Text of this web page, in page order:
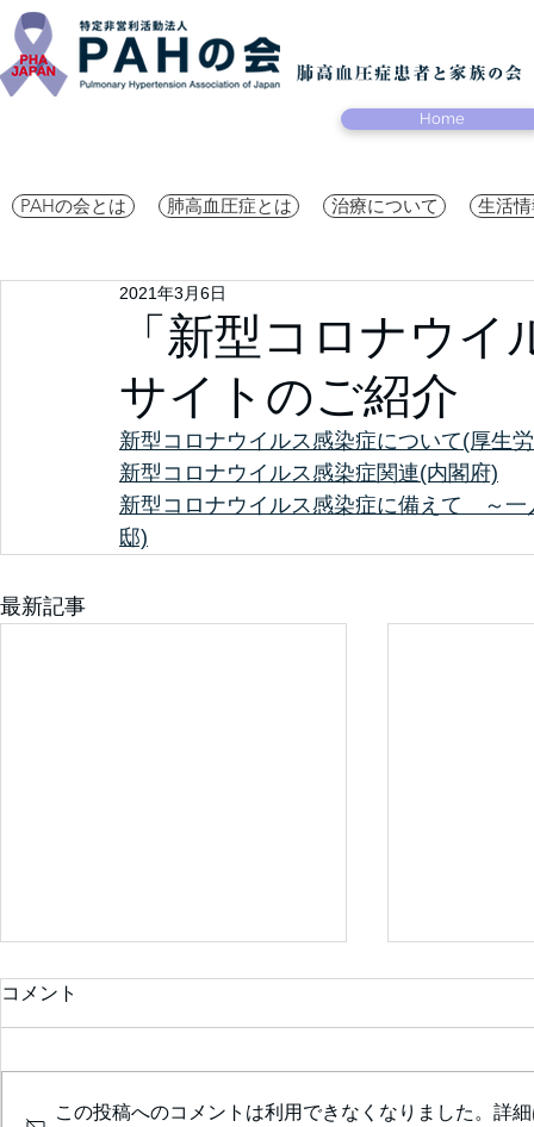
Home
PAHの会とは 肺高血圧症とは 治療について 生活
「新型コロナウ
サイトのご紹介
2021年3月6日
新型コロナウイルス感染症について(厚生
新型コロナウイルス感染症関連(内閣府)
新型コロナウイルス感染症に備えて　～
邸)
最新記事
コメント
この投稿へのコメントは利用できなくなりました。詳